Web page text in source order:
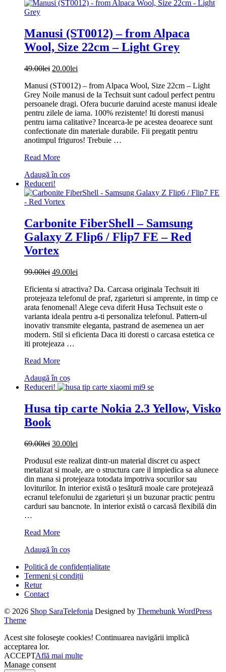
Manusi (ST0012) – from Alpaca
Wool, Size 22cm – Light Grey
49.00lei Prețul
a
fost:
49.00lei.
20.00lei
este:
20.00lei.
Manusi (ST0012) – from Alpaca Wool, Size 22cm – Light
Grey Noile manusi de la Techsuit sunt cadoul perfect pentru
persoanele dragi. Ofera bucurie daruind aceste manusi ideale
pentru zilele de iarna. 100% rezistente! Iti doresti manusi
pentru iarna calitative? Incearca-le pe acestea deoarece sunt
confectionate din materiale durabile. Fii pregatit pentru
anotimpul friguros! Trebuie …
Manusi
–
from
Alpaca
Wool,
22cm
–
Light
Grey
Read More
Adaugă în coș
Reduceri!
Carbonite FiberShell – Samsung
Galaxy Z Flip6 / Flip7 FE – Red
Vortex
99.00lei Prețul
a
fost:
99.00lei.
49.00lei
este:
49.00lei.
Eficienta si atractiva? Da. Carcasa originala Techsuit iti
protejeaza telefonul de praf, zgarieturi si amprente, in timp ce
arata fenomenal! Alege ceva diferit Husa Techsuit este o
varianta ideala pentru a-ti personaliza telefonul. Pattern-ul
inovativ transmite eleganta, pastrand de asemenea un aer
modern. Stil si eficienta Daca iti doresti o carcasa estetica ce
iti protejeaza …
Carbonite
–
Samsung
Z
Flip6
/
FE
Red
Vortex
Read More
Adaugă în coș
Reduceri!
Husa tip carte Nokia 2.3 Yellow, Visko
Book
69.00lei Prețul
a
fost:
69.00lei.
30.00lei
este:
30.00lei.
Produsul este realizat dintr-un material discret cu aspect
metalizat si moale, are o structura care il impiedica sa alunece
din mana si protejeaza totodata impotriva socurilor sau
loviturilor. In interior există o țesătură moale care protejează
ecranul telefonului de zgarieturi și un buzunar practic pentru
carduri sau bancnote. In interior există o carcasă flexibilă din
…
Husa
carte
2.3
Yellow,
Visko
Book
Read More
Adaugă în coș
Politică de confidențialitate
Termeni și condiții
Retur
Contact
© 2026 Shop SaraTelefonia Designed by Themehunk WordPress
Theme
Acest site foloseşte cookies! Continuarea navigării implică
acceptarea lor.
ACCEPTAflă mai multe
Manage consent